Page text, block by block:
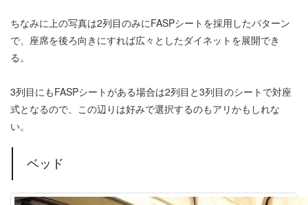
ちなみに上の写真は2列目のみにFASPシートを採用したパターン
で、座席を後ろ向きにすれば広々としたダイネットを展開でき
る。
3列目にもFASPシートがある場合は2列目と3列目のシートで対座
式となるので、この辺りは好みで選択するのもアリかもしれな
い。
ベッド